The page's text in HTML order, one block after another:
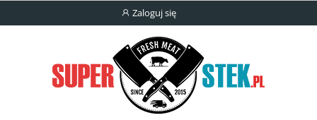
Zaloguj się